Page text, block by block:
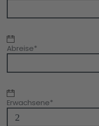
Abreise*
Erwachsene*